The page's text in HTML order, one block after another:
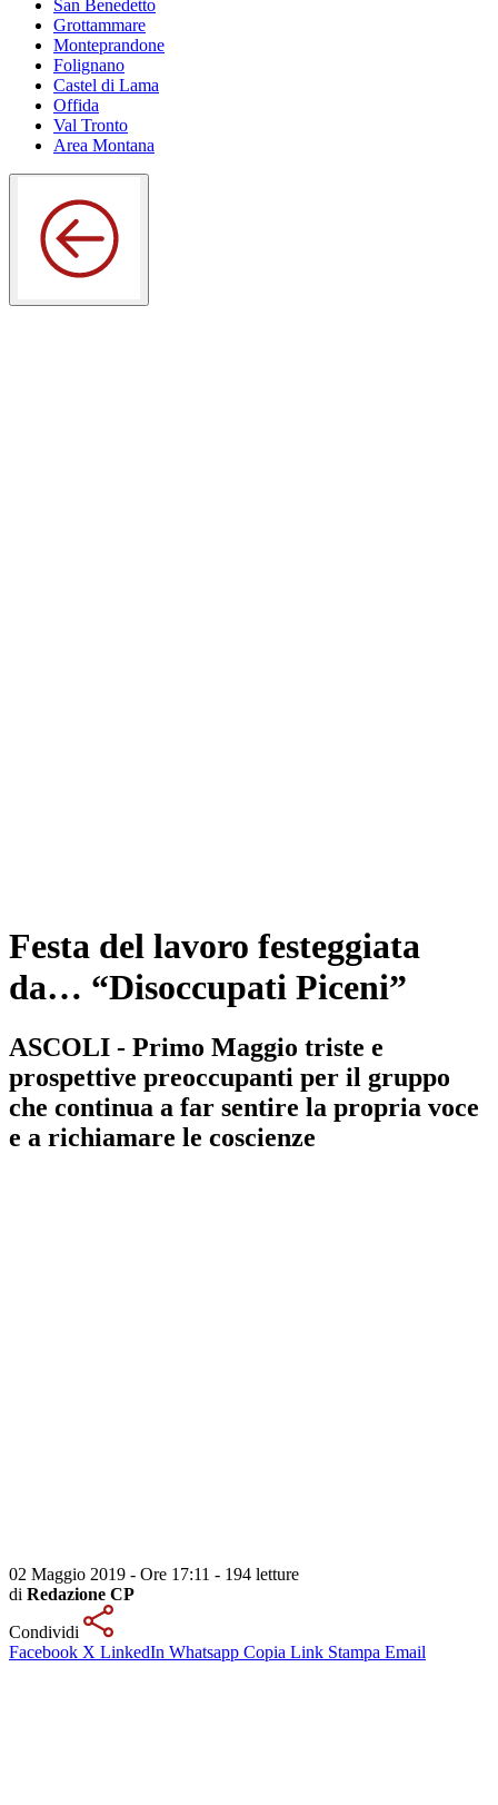
San Benedetto
Grottammare
Monteprandone
Folignano
Castel di Lama
Offida
Val Tronto
Area Montana
Festa del lavoro festeggiata
da… “Disoccupati Piceni”
ASCOLI - Primo Maggio triste e
prospettive preoccupanti per il gruppo
che continua a far sentire la propria voce
e a richiamare le coscienze
02 Maggio 2019 - Ore 17:11 - 194 letture
di Redazione CP
Condividi
Facebook X LinkedIn Whatsapp Copia Link Stampa Email